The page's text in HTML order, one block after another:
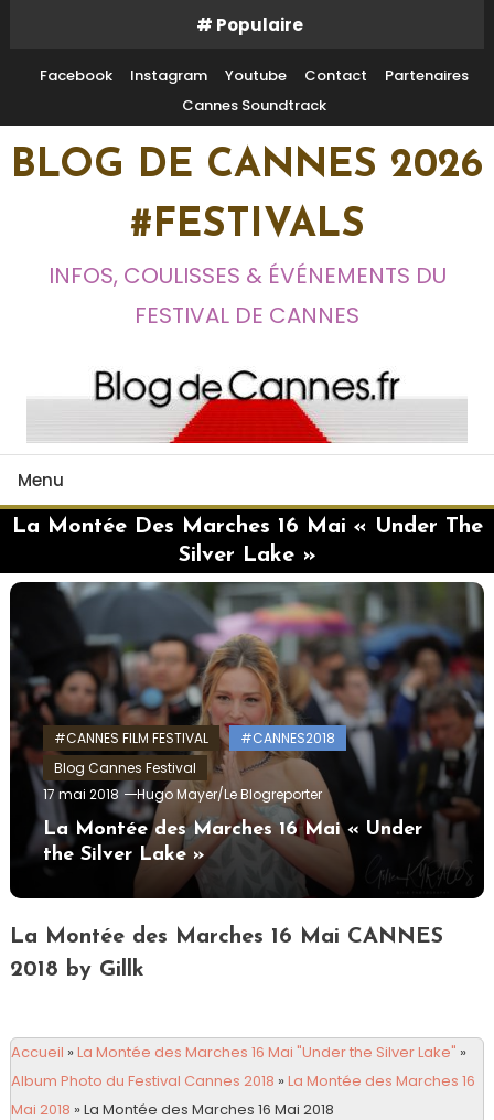
Content
# Populaire
Facebook Instagram Youtube Contact
Partenaires
Cannes Soundtrack
BLOG DE CANNES 2026
#FESTIVALS
INFOS, COULISSES & ÉVÉNEMENTS DU
FESTIVAL DE CANNES
Menu
La Montée Des Marches 16 Mai « Under The
Silver Lake »
#CANNES FILM FESTIVAL
#CANNES2018
Blog Cannes Festival
17 mai 2018
Hugo Mayer/Le Blogreporter
La Montée des Marches 16 Mai « Under
the Silver Lake »
La Montée des Marches 16 Mai CANNES
2018 by Gillk
Accueil »La Montée des Marches 16 Mai "Under the Silver Lake" »
Album Photo du Festival Cannes 2018 »La Montée des Marches 16
Mai 2018 »La Montée des Marches 16 Mai 2018